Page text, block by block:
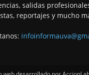
salidas
reportajes y mucho